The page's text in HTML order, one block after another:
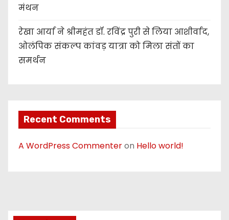
मंथन
रेखा आर्या ने श्रीमहंत डॉ. रविंद्र पुरी से लिया आशीर्वाद,
ओलंपिक संकल्प कांवड़ यात्रा को मिला संतों का
समर्थन
Recent Comments
A WordPress Commenteron Hello world!